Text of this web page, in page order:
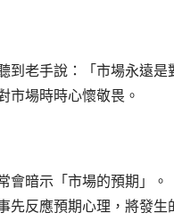
到老手說：「市場永遠是
市場時時心懷敬畏。
會暗示「市場的預期」。
先反應預期心理，將發